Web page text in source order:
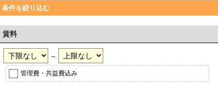
条件を絞り込む
賃料
～
管理費・共益費込み